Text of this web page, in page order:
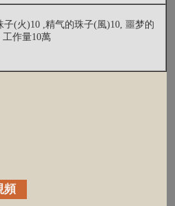
(火)10 ,精气的珠子(風)10, 噩梦的
作量10萬
頻